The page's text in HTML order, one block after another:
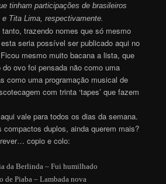
tinham participações de brasileiros
Tita Lima, respectivamente.
trazendo nomes que só mesmo
seria possível ser publicado aqui no
mesmo muito bacana a lista, que
ovo foi pensada não como uma
como uma programação musical de
com trinta ‘tapes’ que fazem
vale para todos os dias da semana.
compactos duplos, ainda querem mais?
copio e colo:
da Berlinda – Fui humilhado
de Piaba – Lambada nova